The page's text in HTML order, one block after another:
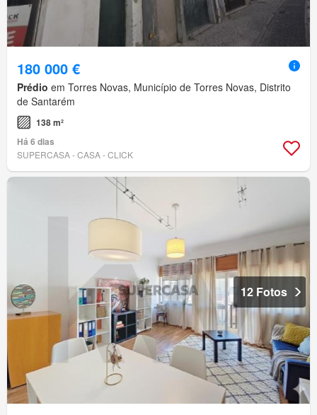
180 000 €
Prédio em Torres Novas, Município de Torres Novas, Distrito
de Santarém
138 m²
Há 6 dias
SUPERCASA - CASA - CLICK
12 Fotos